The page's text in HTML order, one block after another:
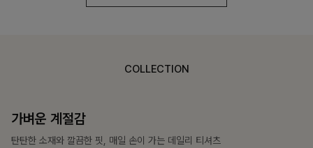
COLLECTION
가장 쉬운 코디
특별한 날부터 일상까지 함께하는 룩